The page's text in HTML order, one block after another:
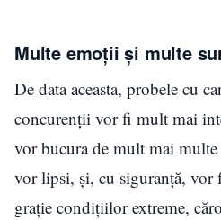
Multe emoții și multe
De data aceasta, probele cu
concurenții vor fi mult mai
vor bucura de mult mai
vor lipsi, și, cu siguranță,
grație condițiilor extreme,